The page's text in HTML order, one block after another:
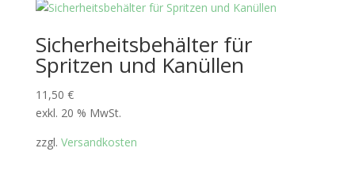
Sicherheitsbehälter für
Spritzen und Kanüllen
11,50 €
exkl. 20 % MwSt.
zzgl. Versandkosten